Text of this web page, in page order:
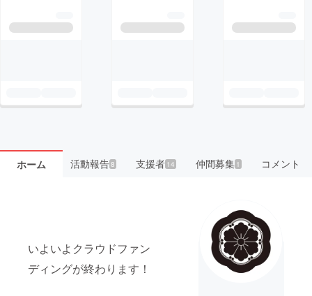
ホーム 活動報告8 支援者 14 仲間募集 1 コメント
いよいよクラウドファン
ディングが終わります！